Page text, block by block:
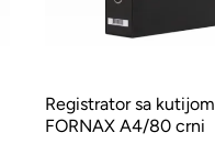
Registrator sa kutijom
FORNAX A4/80 crni